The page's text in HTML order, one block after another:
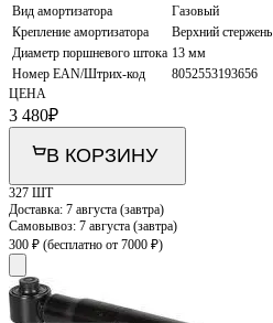
Вид амортизатора
Газовый
Крепление амортизатора
Верхний стержень
Диаметр поршневого штока 13 мм
Номер EAN/Штрих-код
8052553193656
ЦЕНА
3 480₽
В КОРЗИНУ
327 ШТ
Доставка: 7 августа (завтра)
Самовывоз: 7 августа (завтра)
300 ₽ (бесплатно от 7000 ₽)